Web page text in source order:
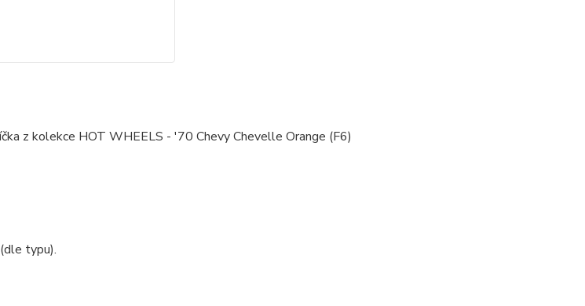
z kolekce HOT WHEELS - '70 Chevy Chevelle Orange (F6)
typu).